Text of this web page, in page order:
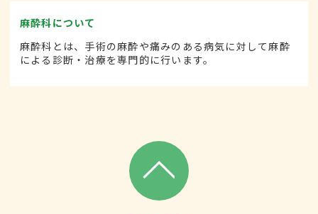
麻酔科について
麻酔科とは、手術の麻酔や痛みのある病気に対して麻酔
による診断・治療を専門的に行います。